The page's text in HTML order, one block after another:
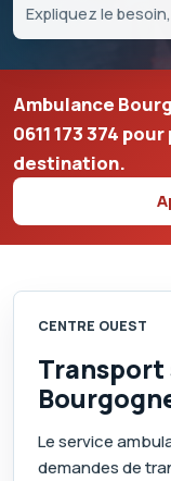
Expliquez le
Ambulance
0611 173 374 pour
destination.
CENTRE OUEST
Transport
Le service
demandes de